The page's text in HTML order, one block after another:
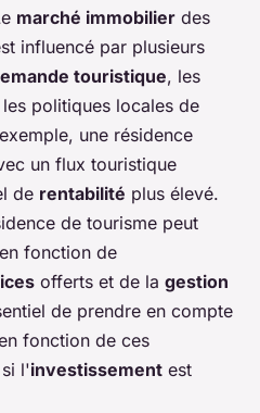
marché immobilier des
influencé par plusieurs
touristique, les
politiques locales de
une résidence
un flux touristique
de rentabilité plus élevé.
de tourisme peut
fonction de
offerts et de la gestion
de prendre en compte
fonction de ces
l'investissement est